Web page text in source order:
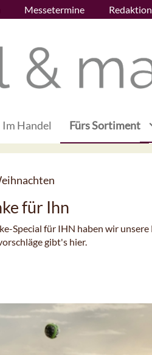
Messetermine Redaktion
Im Handel Fürs Sortiment
für Ihn
Special für IHN haben wir
gibt's hier.